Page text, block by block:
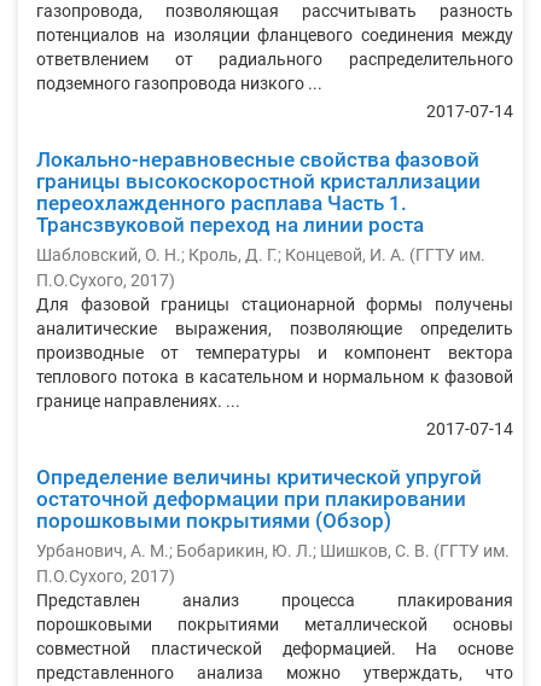
газопровода, позволяющая рассчитывать разность
потенциалов на изоляции фланцевого соединения между
ответвлением от радиального распределительного
подземного газопровода низкого ...
2017-07-14
Локально-неравновесные свойства фазовой
границы высокоскоростной кристаллизации
переохлажденного расплава Часть 1.
Трансзвуковой переход на линии роста
Шабловский, О. Н.; Кроль, Д. Г.; Концевой, И. А. (ГГТУ им.
П.О.Сухого, 2017)
Для фазовой границы стационарной формы получены
аналитические выражения, позволяющие определить
производные от температуры и компонент вектора
теплового потока в касательном и нормальном к фазовой
границе направлениях. ...
2017-07-14
Определение величины критической упругой
остаточной деформации при плакировании
порошковыми покрытиями (Обзор)
Урбанович, А. М.; Бобарикин, Ю. Л.; Шишков, С. В. (ГГТУ им.
П.О.Сухого, 2017)
Представлен анализ процесса плакирования
порошковыми покрытиями металлической основы
совместной пластической деформацией. На основе
представленного анализа можно утверждать, что